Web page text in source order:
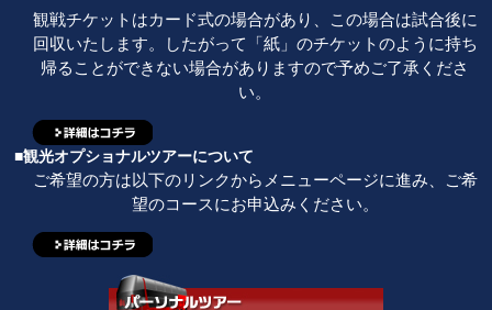
観戦チケットはカード式の場合があり、この場合は試合後に
回収いたします。したがって「紙」のチケットのように持ち
帰ることができない場合がありますので予めご了承くださ
い。
■観光オプショナルツアーについて
ご希望の方は以下のリンクからメニューページに進み、ご希
望のコースにお申込みください。